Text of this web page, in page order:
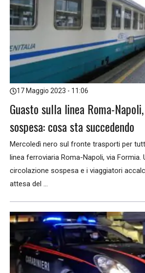
17 Maggio 2023 - 11:06
Guasto sulla linea Roma-
sospesa: cosa sta succedendo
Mercoledì nero sul fronte trasporti per
linea ferroviaria Roma-Napoli, via Formia.
circolazione sospesa e i viaggiatori
attesa del ...